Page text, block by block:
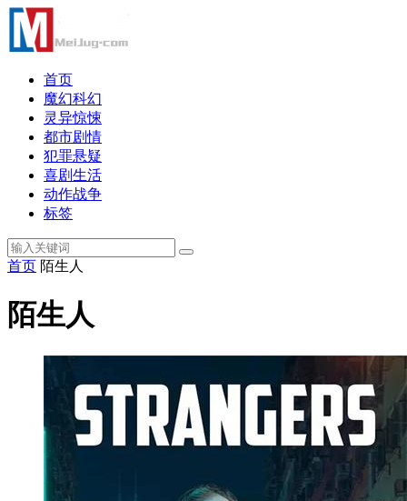
首页
魔幻科幻
灵异惊悚
都市剧情
犯罪悬疑
喜剧生活
动作战争
标签
首页 陌生人
陌生人